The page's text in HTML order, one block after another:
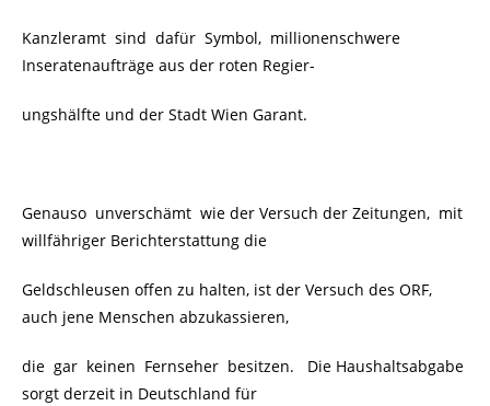
Kanzleramt sind dafür Symbol, millionenschwere
Inseratenaufträge aus der roten Regier-
ungshälfte und der Stadt Wien Garant.
Genauso unverschämt wie der Versuch der Zeitungen, mit
willfähriger Berichterstattung die
Geldschleusen offen zu halten, ist der Versuch des ORF,
auch jene Menschen abzukassieren,
die gar keinen Fernseher besitzen. Die Haushaltsabgabe
sorgt derzeit in Deutschland für